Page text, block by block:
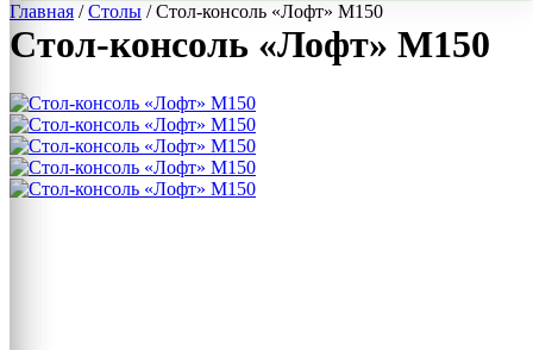
Главная /Столы / Стол-консоль «Лофт» М150
Стол-консоль «Лофт» М150